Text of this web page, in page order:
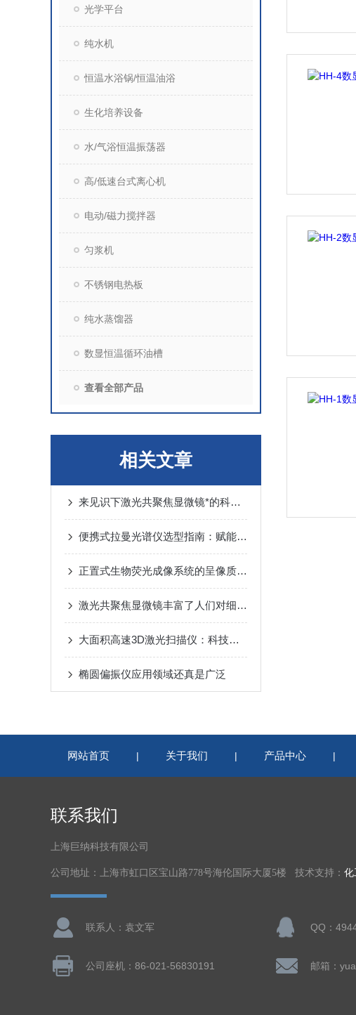
光学平台
纯水机
恒温水浴锅/恒温油浴
生化培养设备
水/气浴恒温振荡器
高/低速台式离心机
电动/磁力搅拌器
匀浆机
不锈钢电热板
纯水蒸馏器
数显恒温循环油槽
查看全部产品
相关文章
来见识下激光共聚焦显微镜*的科学性能
便携式拉曼光谱仪选型指南：赋能现场快速分析与质量控制
正置式生物荧光成像系统的呈像质量究竟有多高？
激光共聚焦显微镜丰富了人们对细胞生命现象的理解
大面积高速3D激光扫描仪：科技的新里程碑
椭圆偏振仪应用领域还真是广泛
网站首页 | 关于我们 | 产品中心 |
联系我们
上海巨纳科技有限公司
公司地址：上海市虹口区宝山路778号海伦国际大厦5楼 技术支持： 化
联系人：袁文军 QQ：
公司座机：86-021-56830191 邮箱：